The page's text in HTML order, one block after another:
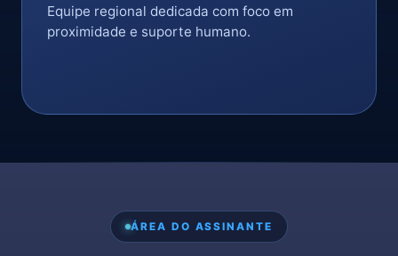
Equipe regional dedicada com foco em
proximidade e suporte humano.
ÁREA DO ASSINANTE